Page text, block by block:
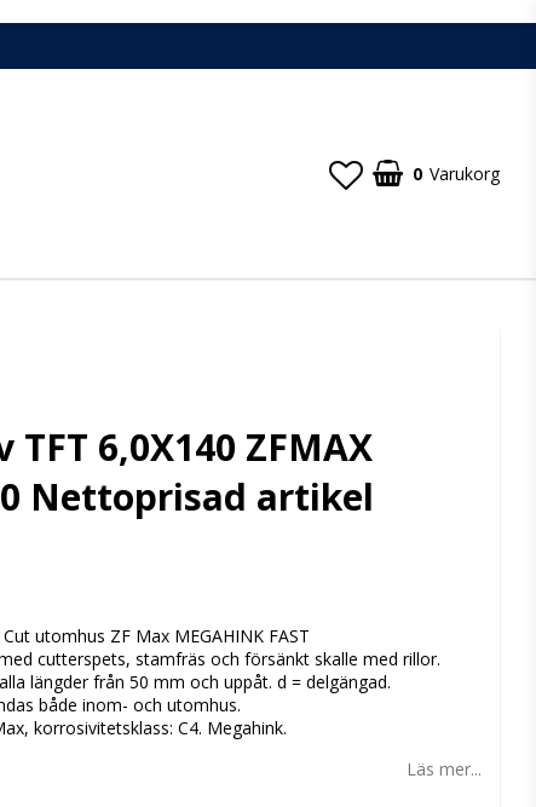
0 Varukorg
TFT 6,0X140 ZFMAX
Nettoprisad artikel
utomhus ZF Max MEGAHINK FAST
cutterspets, stamfräs och försänkt skalle med rillor.
längder från 50 mm och uppåt. d = delgängad.
både inom- och utomhus.
korrosivitetsklass: C4. Megahink.
Läs mer...